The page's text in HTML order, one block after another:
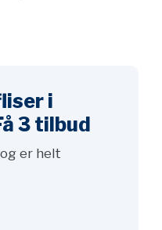
i
3 tilbud
er helt